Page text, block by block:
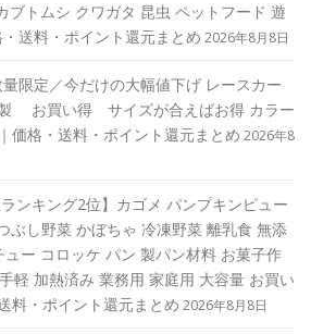
ブトムシ クワガタ 昆虫 ペットフード 遊
送料・ポイント還元まとめ 2026年8月8日
量限定／今だけの大幅値下げ レースカー
お買い得 サイズが合えばお得 カラー
価格・送料・ポイント還元まとめ 2026年8
ンキング2位】カゴメ パンプキンピュー
ぶし野菜 かぼちゃ 冷凍野菜 離乳食 無添
ー コロッケ パン 製パン材料 お菓子作
軽 加熱済み 業務用 家庭用 大容量 お買い
料・ポイント還元まとめ 2026年8月8日